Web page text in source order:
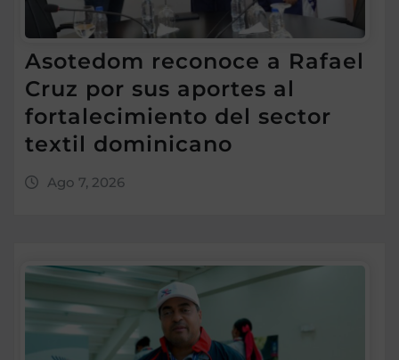
Asotedom reconoce a Rafael
Cruz por sus aportes al
fortalecimiento del sector
textil dominicano
Ago 7, 2026